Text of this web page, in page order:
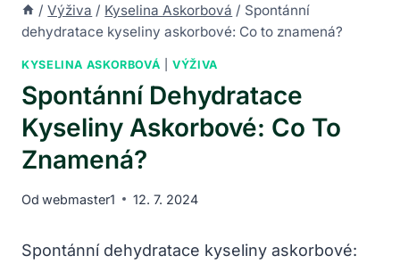
/ Výživa / Kyselina Askorbová / Spontánní
dehydratace kyseliny askorbové: Co to znamená?
KYSELINA ASKORBOVÁ |VÝŽIVA
Spontánní Dehydratace
Kyseliny Askorbové: Co To
Znamená?
Od webmaster1 12. 7. 2024
Spontánní dehydratace kyseliny askorbové: